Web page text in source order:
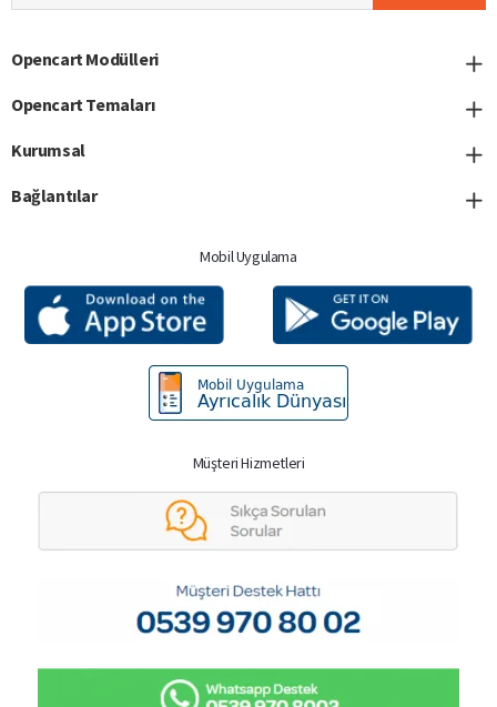
adresinizi
Opencart Modülleri
Opencart Temaları
Kurumsal
Bağlantılar
Mobil Uygulama
Müşteri Hizmetleri